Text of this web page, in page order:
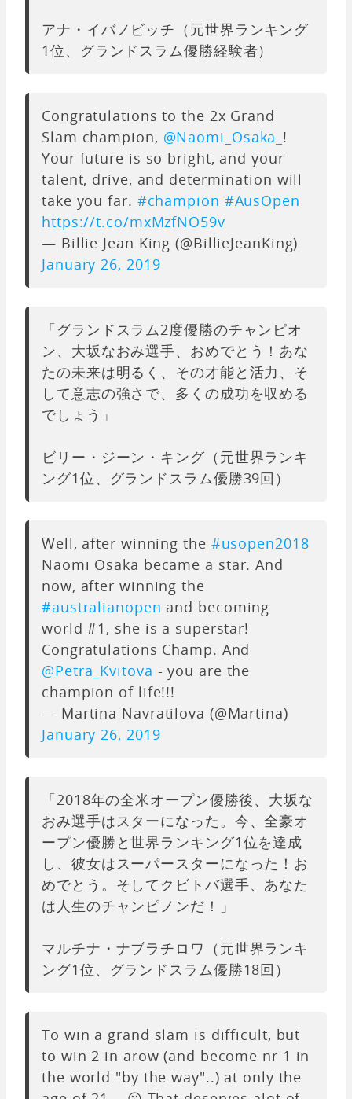
アナ・イバノビッチ（元世界ランキング
1位、グランドスラム優勝経験者）
Congratulations to the 2x Grand
Slam champion, @Naomi_Osaka_ !
Your future is so bright, and your
talent, drive, and determination will
take you far. #champion #AusOpen
https://t.co/mxMzfNO59v
— Billie Jean King (@BillieJeanKing)
January 26, 2019
「グランドスラム2度優勝のチャンピオ
ン、大坂なおみ選手、おめでとう！あな
たの未来は明るく、その才能と活力、そ
して意志の強さで、多くの成功を収める
でしょう」
ビリー・ジーン・キング（元世界ランキ
ング1位、グランドスラム優勝39回）
Well, after winning the #usopen2018
Naomi Osaka became a star. And
now, after winning the
#australianopen and becoming
world #1, she is a superstar!
Congratulations Champ. And
@Petra_Kvitova - you are the
champion of life!!!
— Martina Navratilova (@Martina)
January 26, 2019
「2018年の全米オープン優勝後、大坂な
おみ選手はスターになった。今、全豪オ
ープン優勝と世界ランキング1位を達成
し、彼女はスーパースターになった！お
めでとう。そしてクビトバ選手、あなた
は人生のチャンピノンだ！」
マルチナ・ナブラチロワ（元世界ランキ
ング1位、グランドスラム優勝18回）
To win a grand slam is difficult, but
to win 2 in arow (and become nr 1 in
the world "by the way"..) at only the